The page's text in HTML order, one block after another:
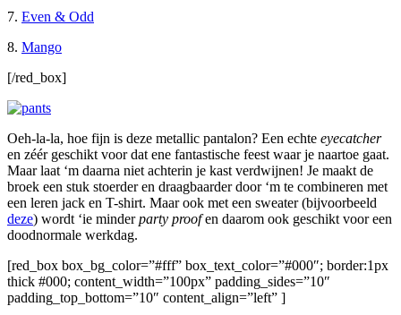
7. Even & Odd
8. Mango
[/red_box]
Oeh-la-la, hoe fijn is deze metallic pantalon? Een echte eyecatcher
en zéér geschikt voor dat ene fantastische feest waar je naartoe gaat.
Maar laat ‘m daarna niet achterin je kast verdwijnen! Je maakt de
broek een stuk stoerder en draagbaarder door ‘m te combineren met
een leren jack en T-shirt. Maar ook met een sweater (bijvoorbeeld
deze) wordt ‘ie minderparty proofen daarom ook geschikt voor een
doodnormale werkdag.
[red_box box_bg_color=”#fff” box_text_color=”#000″; border:1px
thick #000; content_width=”100px” padding_sides=”10″
padding_top_bottom=”10″ content_align=”left” ]